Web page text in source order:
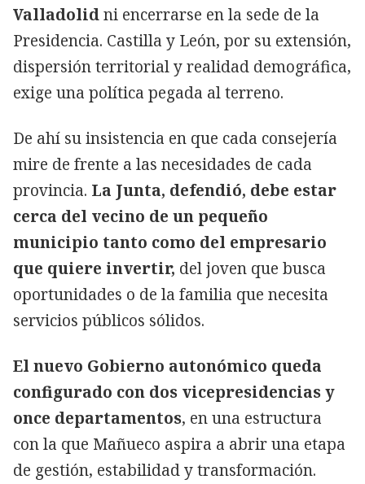
Valladolidni encerrarse en la sede de la
Presidencia. Castilla y León, por su extensión,
dispersión territorial y realidad demográfica,
exige una política pegada al terreno.
De ahí su insistencia en que cada consejería
mire de frente a las necesidades de cada
provincia. La Junta, defendió, debe estar
cerca del vecino de un pequeño
municipio tanto como del empresario
que quiere invertir, del joven que busca
oportunidades o de la familia que necesita
servicios públicos sólidos.
El nuevo Gobierno autonómico queda
configurado con dos vicepresidencias y
once departamentos, en una estructura
con la que Mañueco aspira a abrir una etapa
de gestión, estabilidad y transformación.